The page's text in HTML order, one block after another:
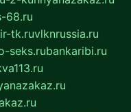
68.ru
tk.ruvlknrussia.ru
seks.rubankaribi.ru